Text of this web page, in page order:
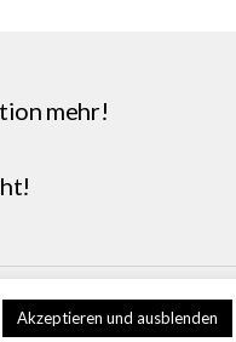
mehr!
!
Akzeptieren und ausblenden